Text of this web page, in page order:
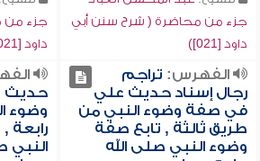
جزء من محاضرة ( شرح سنن أبي
داود [021])
جزء من
داود [021])
الفهرس: تراجم
رجال إسناد حديث علي
في صفة وضوء النبي من
طريق ثالثة , تابع صفة
وضوء النبي صلى الله
حديث
وضوء
رابعة
النبي